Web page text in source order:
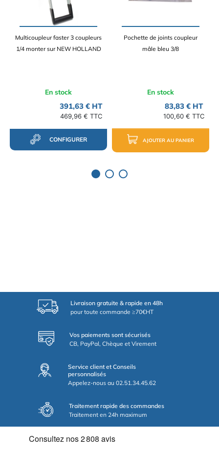
Multicoupleur faster 3 coupleurs
1/4 monter sur NEW HOLLAND
En stock
391,63 € HT
469,96 € TTC
CONFIGURER
Pochette de joints coupleur
mâle bleu 3/8
En stock
83,83 € HT
100,60 € TTC
AJOUTER AU PANIER
Livraison gratuite & rapide en 48h
pour toute commande ≥70€HT
Vos paiements sont sécurisés
CB, PayPal, Chèque et Virement
Service client et Conseils
personnalisés
Appelez-nous au 02.51.34.45.62
Traitement rapide des commandes
Traitement en 24h maximum